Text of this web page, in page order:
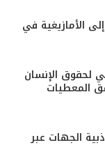
الأمازيغية في
لحقوق الإنسان
ويرصد 14 وفاة وفق المعطيات
الجهات عبر